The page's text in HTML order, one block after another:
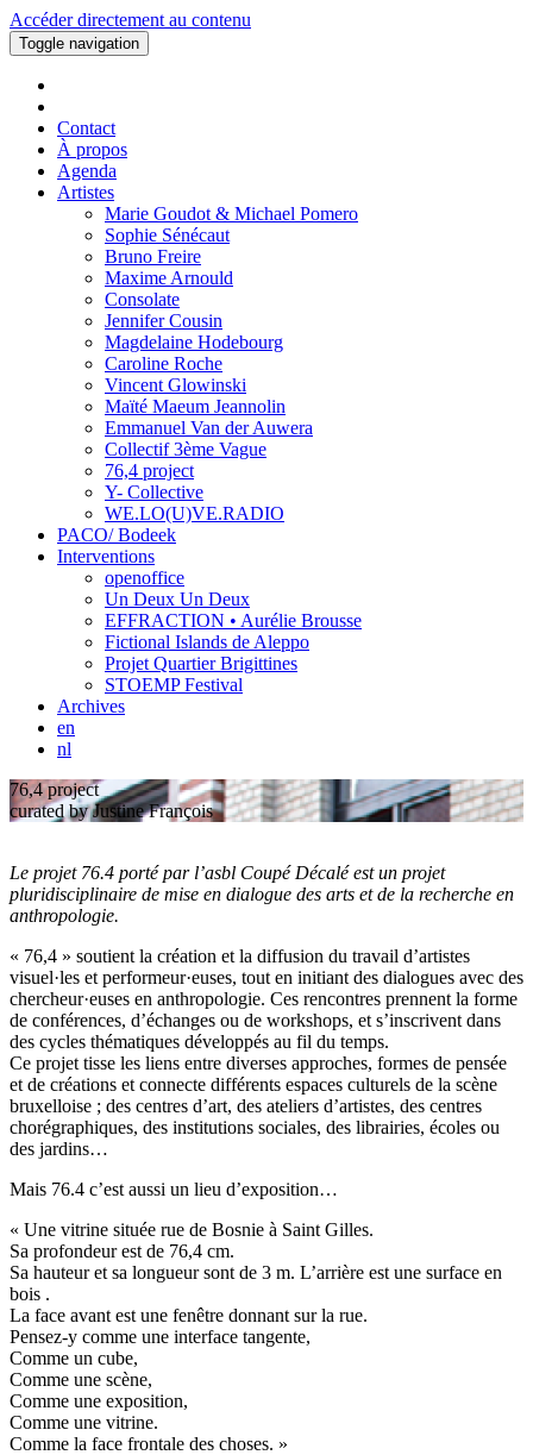
Accéder directement au contenu
Toggle navigation
Contact
À propos
Agenda
Artistes
Marie Goudot & Michael Pomero
Sophie Sénécaut
Bruno Freire
Maxime Arnould
Consolate
Jennifer Cousin
Magdelaine Hodebourg
Caroline Roche
Vincent Glowinski
Maïté Maeum Jeannolin
Emmanuel Van der Auwera
Collectif 3ème Vague
76,4 project
Y- Collective
WE.LO(U)VE.RADIO
PACO/ Bodeek
Interventions
openoffice
Un Deux Un Deux
EFFRACTION • Aurélie Brousse
Fictional Islands de Aleppo
Projet Quartier Brigittines
STOEMP Festival
Archives
en
nl
76,4 project
curated by Justine François
Le projet 76.4 porté par l’asbl Coupé Décalé est un projet
pluridisciplinaire de mise en dialogue des arts et de la recherche en
anthropologie.
« 76,4 » soutient la création et la diffusion du travail d’artistes
visuel·les et performeur·euses, tout en initiant des dialogues avec des
chercheur·euses en anthropologie. Ces rencontres prennent la forme
de conférences, d’échanges ou de workshops, et s’inscrivent dans
des cycles thématiques développés au fil du temps.
Ce projet tisse les liens entre diverses approches, formes de pensée
et de créations et connecte différents espaces culturels de la scène
bruxelloise ; des centres d’art, des ateliers d’artistes, des centres
chorégraphiques, des institutions sociales, des librairies, écoles ou
des jardins…
Mais 76.4 c’est aussi un lieu d’exposition…
« Une vitrine située rue de Bosnie à Saint Gilles.
Sa profondeur est de 76,4 cm.
Sa hauteur et sa longueur sont de 3 m. L’arrière est une surface en
bois .
La face avant est une fenêtre donnant sur la rue.
Pensez-y comme une interface tangente,
Comme un cube,
Comme une scène,
Comme une exposition,
Comme une vitrine.
Comme la face frontale des choses. »